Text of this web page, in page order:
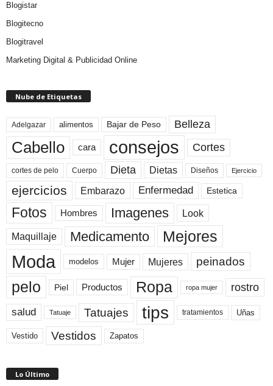
Blogistar
Blogitecno
Blogitravel
Marketing Digital & Publicidad Online
Nube de Etiquetas
Adelgazar alimentos Bajar de Peso Belleza
Cabello cara consejos Cortes
cortes de pelo Cuerpo Dieta Dietas Diseños Ejercicio
ejercicios Embarazo Enfermedad Estetica
Fotos Hombres Imagenes Look
Maquillaje Medicamento Mejores
Moda modelos Mujer Mujeres peinados
pelo Piel Productos Ropa ropa mujer rostro
salud Tatuaje Tatuajes tips tratamientos Uñas
Vestido Vestidos Zapatos
Lo Último